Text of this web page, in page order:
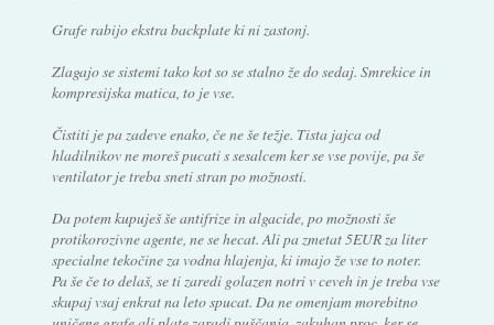
Grafe rabijo ekstra backplate ki ni zastonj.
Zlagajo se sistemi tako kot so se stalno že do sedaj. Smrekice in
kompresijska matica, to je vse.
Čistiti je pa zadeve enako, če ne še težje. Tista jajca od
hladilnikov ne moreš pucati s sesalcem ker se vse povije, pa še
ventilator je treba sneti stran po možnosti.
Da potem kupuješ še antifrize in algacide, po možnosti še
protikorozivne agente, ne se hecat. Ali pa zmetat 5EUR za liter
specialne tekočine za vodna hlajenja, ki imajo že vse to noter.
Pa še če to delaš, se ti zaredi golazen notri v ceveh in je treba vse
skupaj vsaj enkrat na leto spucat. Da ne omenjam morebitno